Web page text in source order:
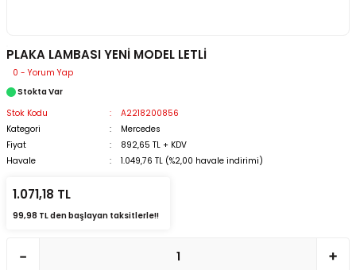
PLAKA LAMBASI YENİ MODEL LETLİ
0 - Yorum Yap
Stokta Var
Stok Kodu
A2218200856
Kategori
Mercedes
Fiyat
892,65 TL + KDV
Havale
1.049,76 TL (%2,00 havale indirimi)
1.071,18 TL
99,98 TL den başlayan taksitlerle!!